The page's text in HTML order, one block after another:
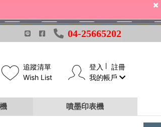
04-25665202
追蹤清單
Wish List
登入
註冊
我的帳戶
噴墨印表機